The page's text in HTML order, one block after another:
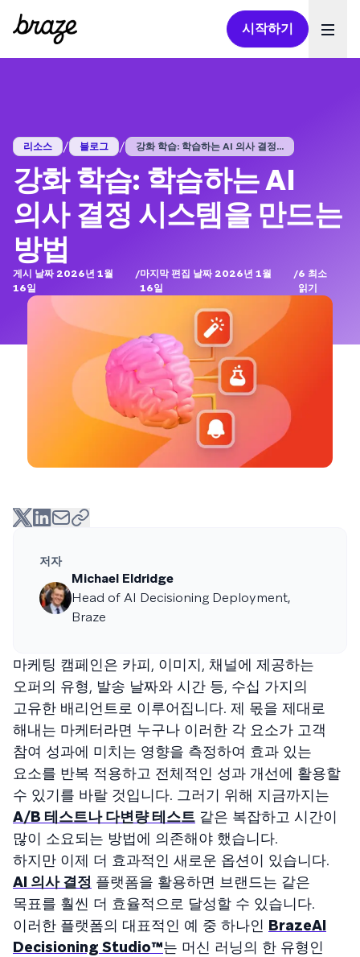
시작하기
리소스 / 블로그 / 강화 학습: 학습하는 AI 의사 결정...
강화 학습: 학습하는 AI
의사 결정 시스템을 만드는
방법
게시 날짜 2026년 1월
16일
/마지막 편집 날짜 2026년 1월
16일
/6 최소
읽기
저자
Michael Eldridge
Head of AI Decisioning Deployment,
Braze
마케팅 캠페인은 카피, 이미지, 채널에 제공하는
오퍼의 유형, 발송 날짜와 시간 등, 수십 가지의
고유한 배리언트로 이루어집니다. 제 몫을 제대로
해내는 마케터라면 누구나 이러한 각 요소가 고객
참여 성과에 미치는 영향을 측정하여 효과 있는
요소를 반복 적용하고 전체적인 성과 개선에 활용할
수 있기를 바랄 것입니다. 그러기 위해 지금까지는
A/B 테스트나 다변량 테스트 같은 복잡하고 시간이
많이 소요되는 방법에 의존해야 했습니다.
하지만 이제 더 효과적인 새로운 옵션이 있습니다.
AI 의사 결정 플랫폼을 활용하면 브랜드는 같은
목표를 훨씬 더 효율적으로 달성할 수 있습니다.
이러한 플랫폼의 대표적인 예 중 하나인 BrazeAI
Decisioning Studio™는 머신 러닝의 한 유형인